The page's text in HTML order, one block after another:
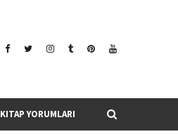
KITAP YORUMLARI